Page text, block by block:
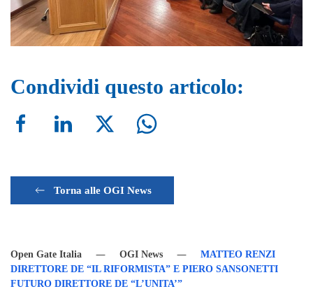
Condividi questo articolo:
Torna alle OGI News
Open Gate Italia OGI News
MATTEO RENZI
DIRETTORE DE “IL RIFORMISTA” E PIERO SANSONETTI
FUTURO DIRETTORE DE “L’UNITA’”